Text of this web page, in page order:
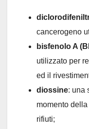
cancerogeno
bisfenolo A
utilizzato per
ed il
diossine: una
momento
rifiuti;